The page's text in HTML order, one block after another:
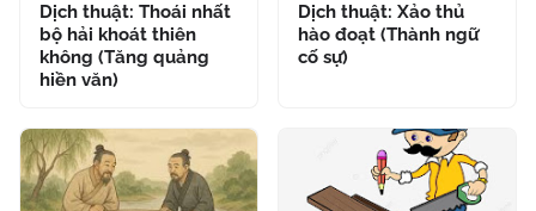
Dịch thuật: Thoái nhất
bộ hải khoát thiên
không (Tăng quảng
hiền văn)
Dịch thuật: Xảo thủ
hào đoạt (Thành ngữ
cố sự)